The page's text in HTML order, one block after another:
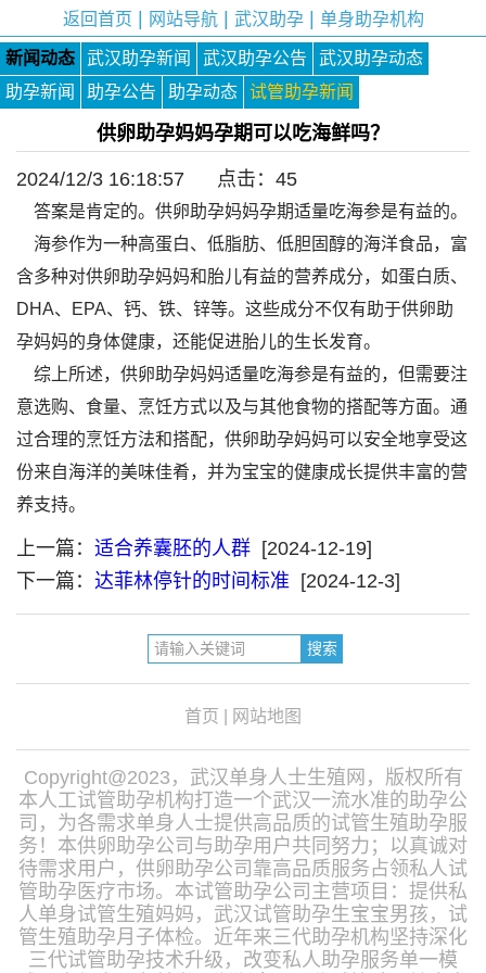
返回首页 网站导航| 武汉助孕| 单身助孕机构
新闻动态 武汉助孕新闻 武汉助孕公告
武汉助孕动态
助孕新闻
助孕公告 助孕动态 试管助孕新闻
供卵助孕妈妈孕期可以吃海鲜吗？
2024/12/3 16:18:57 点击： 45
答案是肯定的。供卵助孕妈妈孕期适量吃海参是有益的。
海参作为一种高蛋白、低脂肪、低胆固醇的海洋食品，富
含多种对供卵助孕妈妈和胎儿有益的营养成分，如蛋白质、
DHA、EPA、钙、铁、锌等。这些成分不仅有助于供卵助
孕妈妈的身体健康，还能促进胎儿的生长发育。
综上所述，供卵助孕妈妈适量吃海参是有益的，但需要注
意选购、食量、烹饪方式以及与其他食物的搭配等方面。通
过合理的烹饪方法和搭配，供卵助孕妈妈可以安全地享受这
份来自海洋的美味佳肴，并为宝宝的健康成长提供丰富的营
养支持。
上一篇： 适合养囊胚的人群
[2024-12-19]
下一篇： 达菲林停针的时间标准 [2024-12-3]
首页 网站地图
Copyright@2023，武汉单身人士生殖网，版权所有
本人工试管助孕机构打造一个武汉一流水准的助孕公
司，为各需求单身人士提供高品质的试管生殖助孕服
务！本供卵助孕公司与助孕用户共同努力；以真诚对
待需求用户，供卵助孕公司靠高品质服务占领私人试
管助孕医疗市场。本试管助孕公司主营项目：提供私
人单身试管生殖妈妈，武汉试管助孕生宝宝男孩，试
管生殖助孕月子体检。近年来三代助孕机构坚持深化
三代试管助孕技术升级，改变私人助孕服务单一模